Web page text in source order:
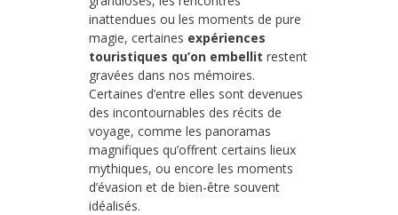
inattendues ou les moments de pure
magie, certaines expériences
touristiques qu’on embellit restent
gravées dans nos mémoires.
Certaines d’entre elles sont devenues
des incontournables des récits de
voyage, comme les panoramas
magnifiques qu’offrent certains lieux
mythiques, ou encore les moments
d’évasion et de bien-être souvent
idéalisés.